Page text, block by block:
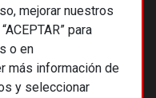
mejorar nuestros
para
o en
más información de
y seleccionar